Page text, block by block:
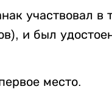
участвовал в
и был
место.